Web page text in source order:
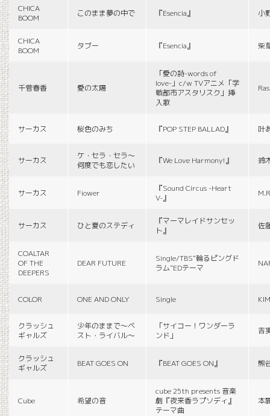
CHICA
BOOM
このまま夢の中で 『Esencia』 小
CHICA
BOOM
タブー 『Esencia』 柴
千菅春香 愛の太陽
「愛の詩-words of
love-」c/w TVアニメ「学
戦都市アスタリスク」挿
入歌
サーカス 桜色のみち 『POP STEP BALLAD』 叶
サーカス
ケ・セラ・セラ〜
何度でも恋したい
『We Love Harmony!』 鈴
サーカス Fiower
『Sound Circus -Heart
V-』
サーカス ひと夏のステディ
『マーマレイドサンセッ
ト』
佐
COALTAR
OF THE
DEEPERS
DEAR FUTURE
Single/TBS“輪るピングド
ラム”EDテーマ
COLOR ONE AND ONLY Single
クラッシュ
ギャルズ
少年のままで〜ベ
スト・ライバル〜
「サイコー！ワンダーラ
ンド」
吉
クラッシュ
ギャルズ
BEAT GOES ON 『BEAT GOES ON』 熊
Cube 希望の音
cube 25th presents 音楽
劇『夜来香ラプソディ』
テーマ曲
本